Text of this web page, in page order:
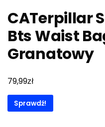
CATerpillar
Bts Waist
Granatowy
79,99zł
Sprawdź!